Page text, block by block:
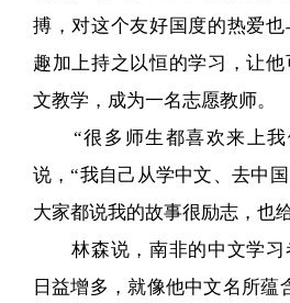
搏，对这个友好国度的热爱
趣加上持之以恒的学习，让
文教学，成为一名志愿教师。
“很多师生都喜欢来上我
说，“我自己从学中文、去中
大家都说我的故事很励志，也
林森说，南非的中文学习
日益增多，就像他中文名所蕴